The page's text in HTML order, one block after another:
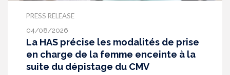
PRESS RELEASE
04/08/2026
La HAS précise les modalités de prise
en charge de la femme enceinte à la
suite du dépistage du CMV